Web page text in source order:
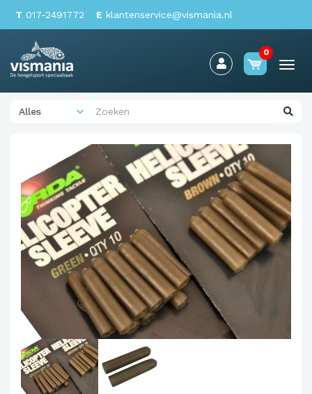
T 017-2491772 E klantenservice@vismania.nl
0